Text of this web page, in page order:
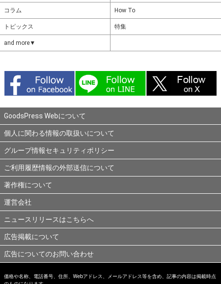
コラム How To
トピックス 特集
and more▼
GoodsPress Webについて
個人に関わる情報の取扱いについて
グループ情報セキュリティポリシー
ご利用履歴情報の外部送信について
著作権について
運営会社
ニュースリリースはこちらへ
広告掲載について
広告についてのお問い合わせ
価格や名称、電話番号、住所、Webアドレス、メールアドレス等を含め、記事の内容は掲載時点